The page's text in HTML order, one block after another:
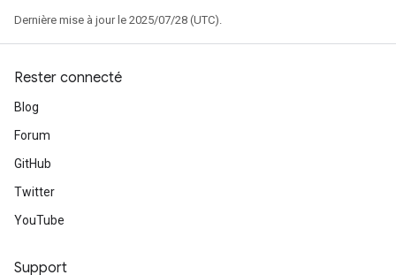
Dernière mise à jour le 2025/07/28 (UTC).
Rester connecté
Blog
Forum
GitHub
Twitter
YouTube
Support